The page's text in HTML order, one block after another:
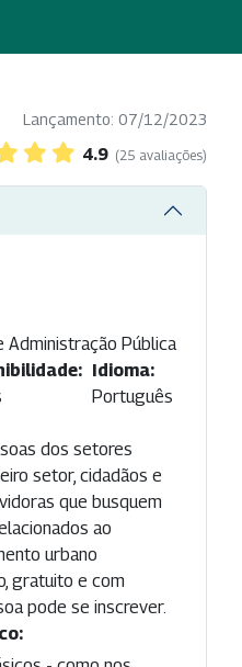
Lançamento: 07/12/2023
4.9 (25 avaliações)
Administração Pública
Idioma:
Português
dos setores
setor, cidadãos e
que busquem
ao
urbano
gratuito e com
pode se inscrever.